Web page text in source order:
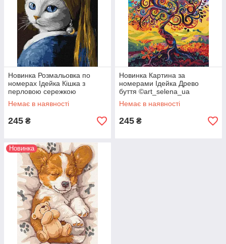
Новинка Розмальовка по
номерах Ідейка Кішка з
перловою сережкою
©art_selena_ua (KHO6687)
30 х 40 см
Немає в наявності
245 ₴
Новинка Картина за
номерами Ідейка Древо
буття ©art_selena_ua
(KHO5140) 30 х 40 см
Немає в наявності
245 ₴
Новинка